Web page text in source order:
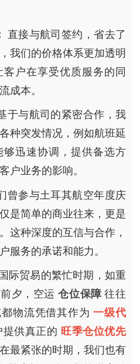
直接与航司签约，省去了
我们的价格体系更加透明
客户在享受优质服务的同
成本。
于与航司的紧密合作，我
种突发情况，例如航班延
迅速协调，提供备选方
户业务的影响。
曾参与土耳其航空年度庆
是简单的商业往来，更是
这种深度的互信与合作，
服务的承诺和能力。
际贸易的繁忙时期，如重
夕，空运仓位保障 往往
物流凭借其作为一级代
供真正的 旺季仓位优先
最紧张的时期，我们也有